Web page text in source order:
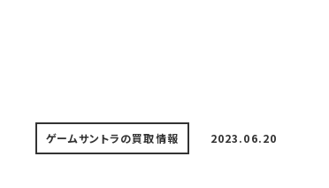
ゲームサントラの買取情報 2023.06.20